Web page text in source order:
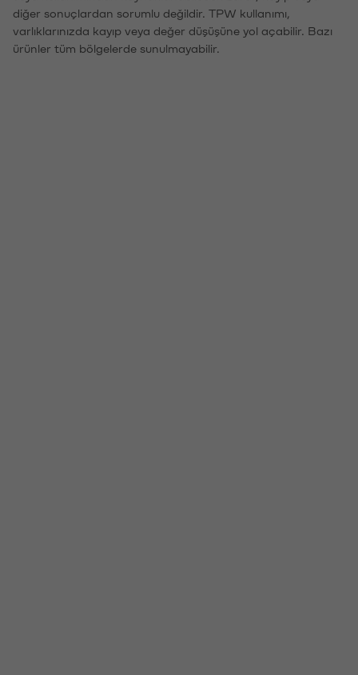
diğer sonuçlardan sorumlu değildir. TPW kullanımı,
varlıklarınızda kayıp veya değer düşüşüne yol açabilir. Bazı
ürünler tüm bölgelerde sunulmayabilir.